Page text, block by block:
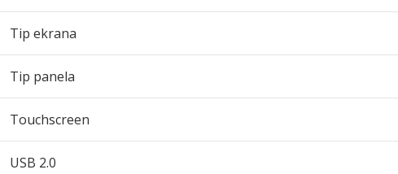
Tip ekrana
Tip panela
Touchscreen
USB 2.0